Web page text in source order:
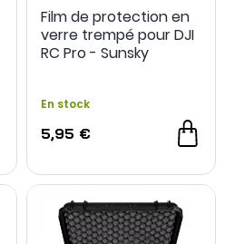
NOUVEAU
Film de protection en
verre trempé pour DJI
RC Pro - Sunsky
En stock
5,95 €